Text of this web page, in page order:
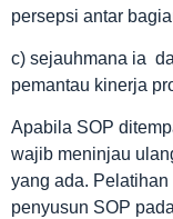
persepsi antar
c) sejauhmana ia
pemantau kinerja
Apabila SOP
wajib meninjau
yang ada.
penyusun SOP